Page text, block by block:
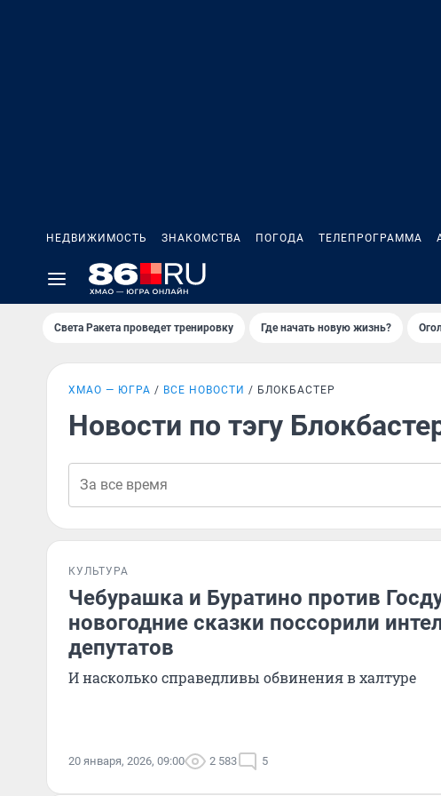
НЕДВИЖИМОСТЬ ЗНАКОМСТВА ПОГОДА ТЕЛЕПРОГРАММА
Света Ракета проведет тренировку Где начать новую жизнь?
ХМАО — ЮГРА ВСЕ НОВОСТИ БЛОКБАСТЕР
Новости по тэгу
КУЛЬТУРА
Чебурашка и Буратино против
новогодние сказки поссорили
депутатов
И насколько справедливы обвинения в халтуре
20 января, 2026, 09:00 2 583 5